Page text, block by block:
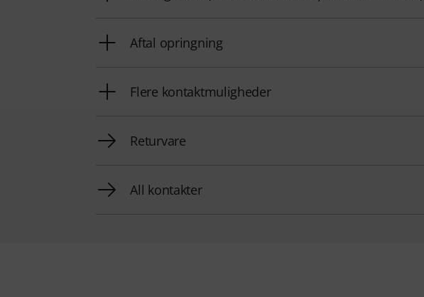
Aftal opringning
Flere kontaktmuligheder
Returvare
All kontakter